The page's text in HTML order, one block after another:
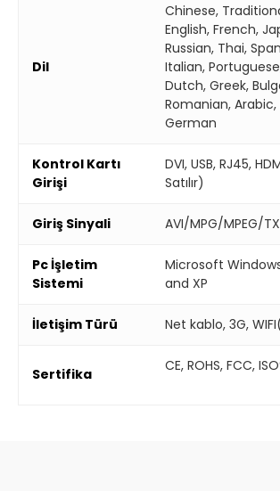
Dil
Chinese,
English, French,
Russian, Thai,
Italian,
Dutch, Greek,
Romanian, Arabic,
German
Kontrol Kartı
Girişi
DVI, USB, RJ45,
Satılır)
Giriş Sinyali AVI/MPG/MPEG/
Pc İşletim
Sistemi
Microsoft
and XP
İletişim Türü Net kablo, 3G,
Sertifika CE, ROHS, FCC,